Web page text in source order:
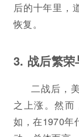
后的十年里，
恢复。
3. 战后繁荣
二战后，
之上涨。然而
如，在1970年